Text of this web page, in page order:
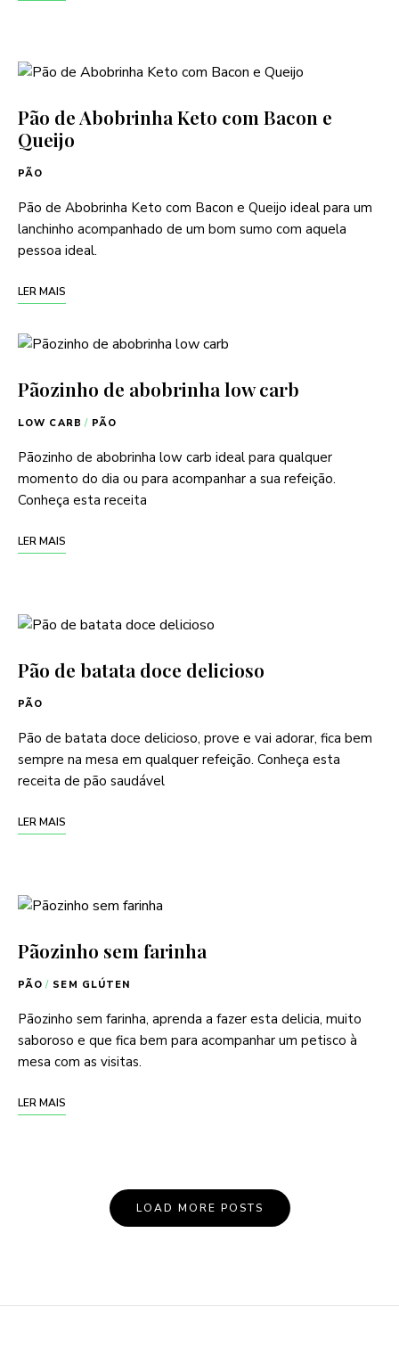
Pão de Abobrinha Keto com Bacon e
Queijo
PÃO
Pão de Abobrinha Keto com Bacon e Queijo ideal para um
lanchinho acompanhado de um bom sumo com aquela
pessoa ideal.
LER MAIS
Pãozinho de abobrinha low carb
LOW CARB / PÃO
Pãozinho de abobrinha low carb ideal para qualquer
momento do dia ou para acompanhar a sua refeição.
Conheça esta receita
LER MAIS
Pão de batata doce delicioso
PÃO
Pão de batata doce delicioso, prove e vai adorar, fica bem
sempre na mesa em qualquer refeição. Conheça esta
receita de pão saudável
LER MAIS
Pãozinho sem farinha
PÃO / SEM GLÚTEN
Pãozinho sem farinha, aprenda a fazer esta delicia, muito
saboroso e que fica bem para acompanhar um petisco à
mesa com as visitas.
LER MAIS
LOAD MORE POSTS